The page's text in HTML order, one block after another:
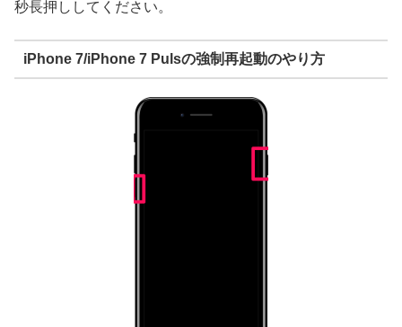
秒長押ししてください。
iPhone 7/iPhone 7 Pulsの強制再起動のやり方